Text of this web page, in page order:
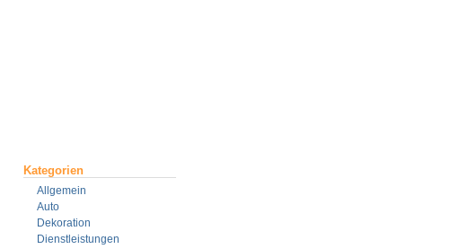
Kategorien
Allgemein
Auto
Dekoration
Dienstleistungen